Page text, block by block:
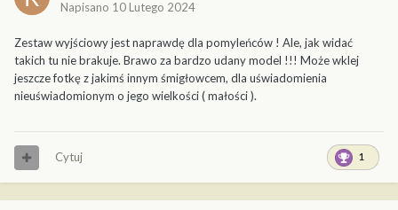
Napisano 10 Lutego 2024
Zestaw wyjściowy jest naprawdę dla pomyleńców ! Ale, jak widać
takich tu nie brakuje. Brawo za bardzo udany model !!! Może wklej
jeszcze fotkę z jakimś innym śmigłowcem, dla uświadomienia
nieuświadomionym o jego wielkości ( małości ).
1
Cytuj